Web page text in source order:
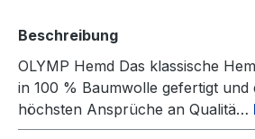
Beschreibung
OLYMP Hemd Das klassische
in 100 % Baumwolle gefertigt und
höchsten Ansprüche an Qualitä…